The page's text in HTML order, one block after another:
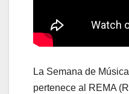
La Semana de
pertenece al REMA